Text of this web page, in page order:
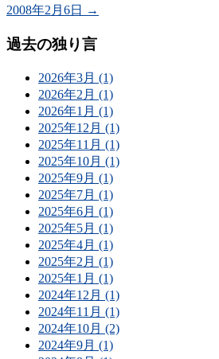
2008年2月6日
→
過去の独り言
2026年3月 (1)
2026年2月 (1)
2026年1月 (1)
2025年12月 (1)
2025年11月 (1)
2025年10月 (1)
2025年9月 (1)
2025年7月 (1)
2025年6月 (1)
2025年5月 (1)
2025年4月 (1)
2025年2月 (1)
2025年1月 (1)
2024年12月 (1)
2024年11月 (1)
2024年10月 (2)
2024年9月 (1)